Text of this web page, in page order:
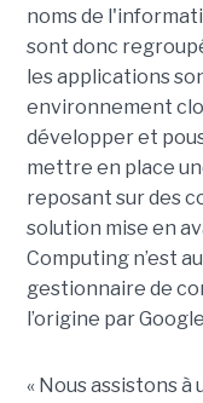
noms de
sont donc
les applications
environnement
développer et
mettre en place
reposant sur des
solution mise en
Computing n’est
gestionnaire de
l’origine par
« Nous assistons